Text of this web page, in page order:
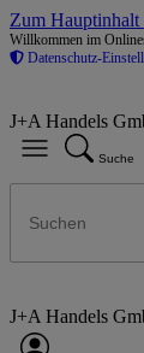
Zum Hauptinhalt
Willkommen im
Datenschutz-
J+A Handels
Suche
J+A Handels